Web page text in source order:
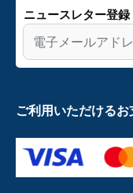
ニュースレター登録
ご利用いただけるお